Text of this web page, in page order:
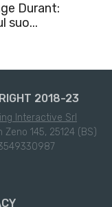
Durant:
suo...
2018-23
Interactive Srl
Zeno 145, 25124 (BS)